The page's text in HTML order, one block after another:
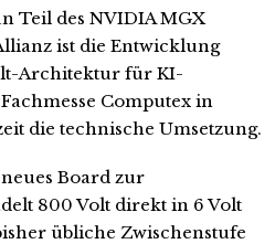
Teil des NVIDIA MGX
ist die Entwicklung
Architektur für KI-
Computex in
die technische Umsetzung.
Board zur
800 Volt direkt in 6 Volt
übliche Zwischenstufe